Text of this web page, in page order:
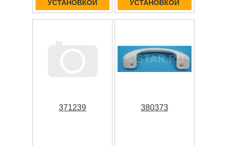
УСТАНОВКОЙ УСТАНОВКОЙ
371239 380373